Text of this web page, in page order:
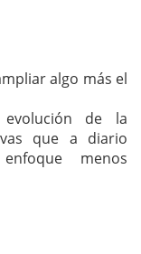
algo más el
de la
que a diario
menos